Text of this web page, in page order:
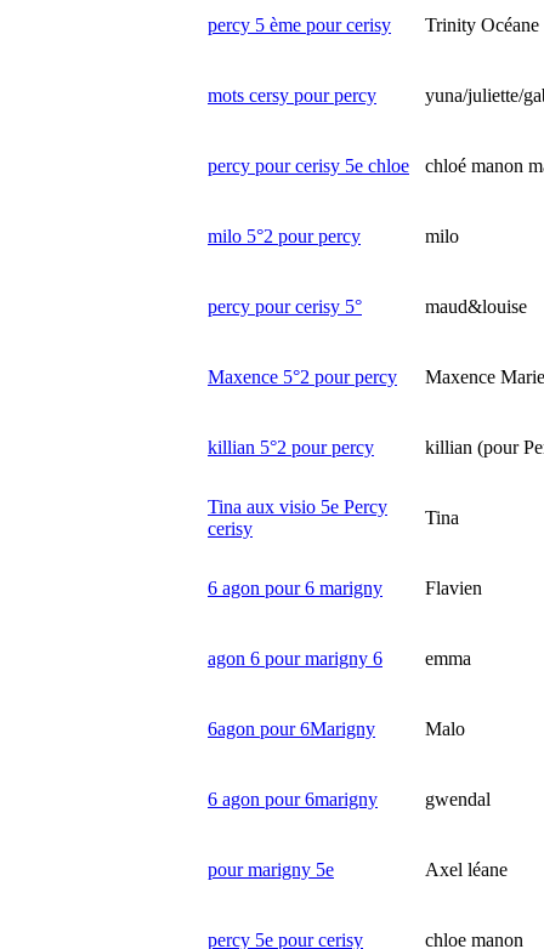
percy 5 ème pour cerisy Trinity Océane
mots cersy pour percy yuna/juliette/
percy pour cerisy 5e chloe chloé manon
milo 5°2 pour percy milo
percy pour cerisy 5° maud&louise
Maxence 5°2 pour percy Maxence Marie
killian 5°2 pour percy killian (pour
Tina aux visio 5e Percy
cerisy
Tina
6 agon pour 6 marigny Flavien
agon 6 pour marigny 6 emma
6agon pour 6Marigny Malo
6 agon pour 6marigny gwendal
pour marigny 5e Axel léane
percy 5e pour cerisy chloe manon